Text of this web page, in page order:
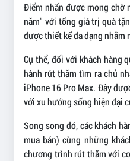
Điểm nhấn được mong chờ
năm" với tổng giá trị quà
được thiết kế đa dạng nhằm
Cụ thể, đối với khách hàng
hành rút thăm tìm ra chủ
iPhone 16 Pro Max. Đây
với xu hướng sống hiện đại
Song song đó, các khách
mua bán) cùng những
chương trình rút thăm với